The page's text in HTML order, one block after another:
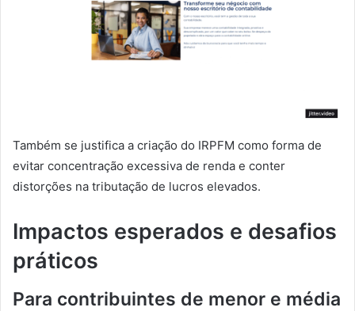
Também se justifica a criação do IRPFM como forma de
evitar concentração excessiva de renda e conter
distorções na tributação de lucros elevados.
Impactos esperados e desafios
práticos
Para contribuintes de menor e média